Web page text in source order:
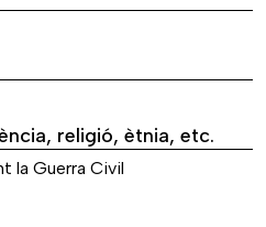
religió, ètnia, etc.
la Guerra Civil